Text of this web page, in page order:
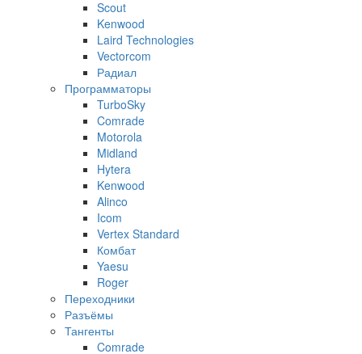
Scout
Kenwood
Laird Technologies
Vectorcom
Радиал
Программаторы
TurboSky
Comrade
Motorola
Midland
Hytera
Kenwood
Alinco
Icom
Vertex Standard
Комбат
Yaesu
Roger
Переходники
Разъёмы
Тангенты
Comrade